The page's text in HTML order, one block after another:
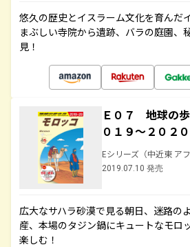
悠久の歴史とイスラーム文化を育んだ
まぶしい寺院から遺跡、バラの庭園、
見！
Ｅ０７ 地球の
０１９～２０２０
Eシリーズ（中近東 ア
2019.07.10 発売
広大なサハラ砂漠で見る朝日、迷路の
産、本場のタジン鍋にキュートなモロ
楽しむ！